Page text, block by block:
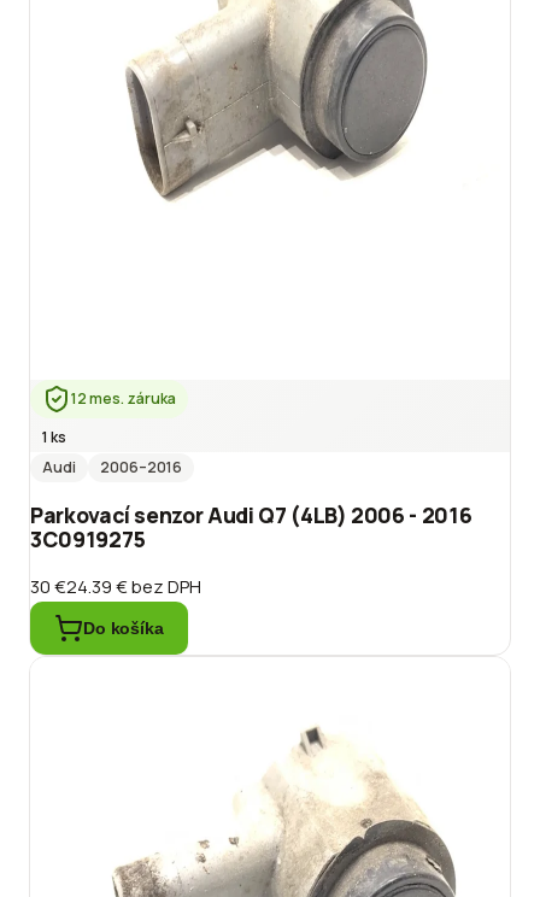
12 mes. záruka
1 ks
Audi
2006–2016
Parkovací senzor Audi Q7 (4LB) 2006 - 2016
3C0919275
30 €24.39 €bez DPH
Do košíka